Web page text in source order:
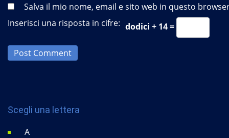
Salva il mio nome, email e sito web in questo
Inserisci una risposta in cifre: dodici + 14 =
Post Comment
Scegli una lettera
A